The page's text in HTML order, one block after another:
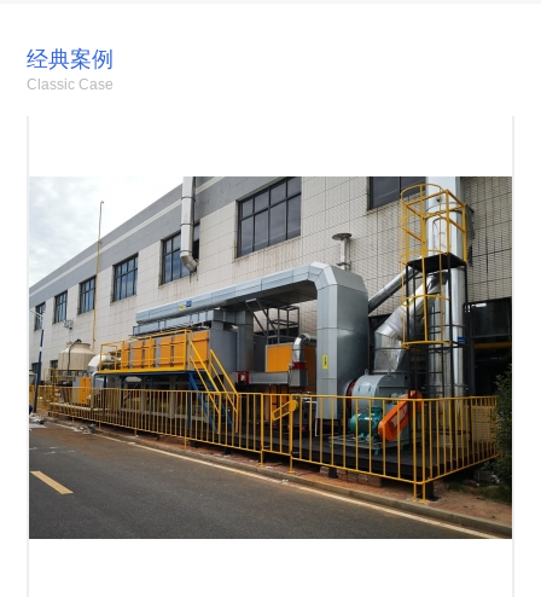
经典案例
Classic Case